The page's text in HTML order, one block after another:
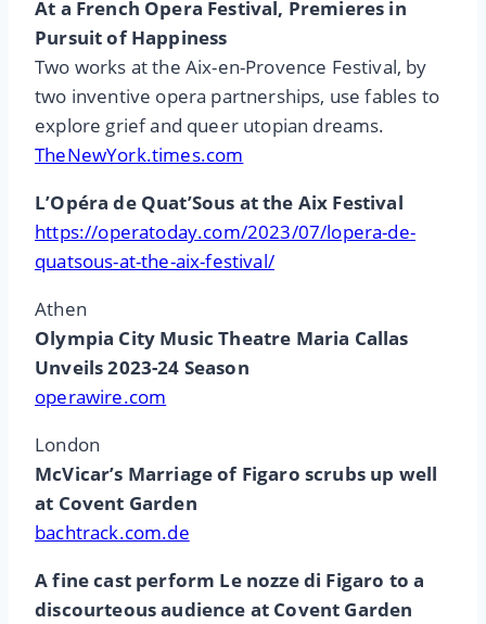
At a French Opera Festival, Premieres in
Pursuit of Happiness
Two works at the Aix-en-Provence Festival, by
two inventive opera partnerships, use fables to
explore grief and queer utopian dreams.
TheNewYork.times.com
L’Opéra de Quat’Sous at the Aix Festival
https://operatoday.com/2023/07/lopera-de-
quatsous-at-the-aix-festival/
Athen
Olympia City Music Theatre Maria Callas
Unveils 2023-24 Season
operawire.com
London
McVicar’s Marriage of Figaro scrubs up well
at Covent Garden
bachtrack.com.de
A fine cast perform Le nozze di Figaro to a
discourteous audience at Covent Garden